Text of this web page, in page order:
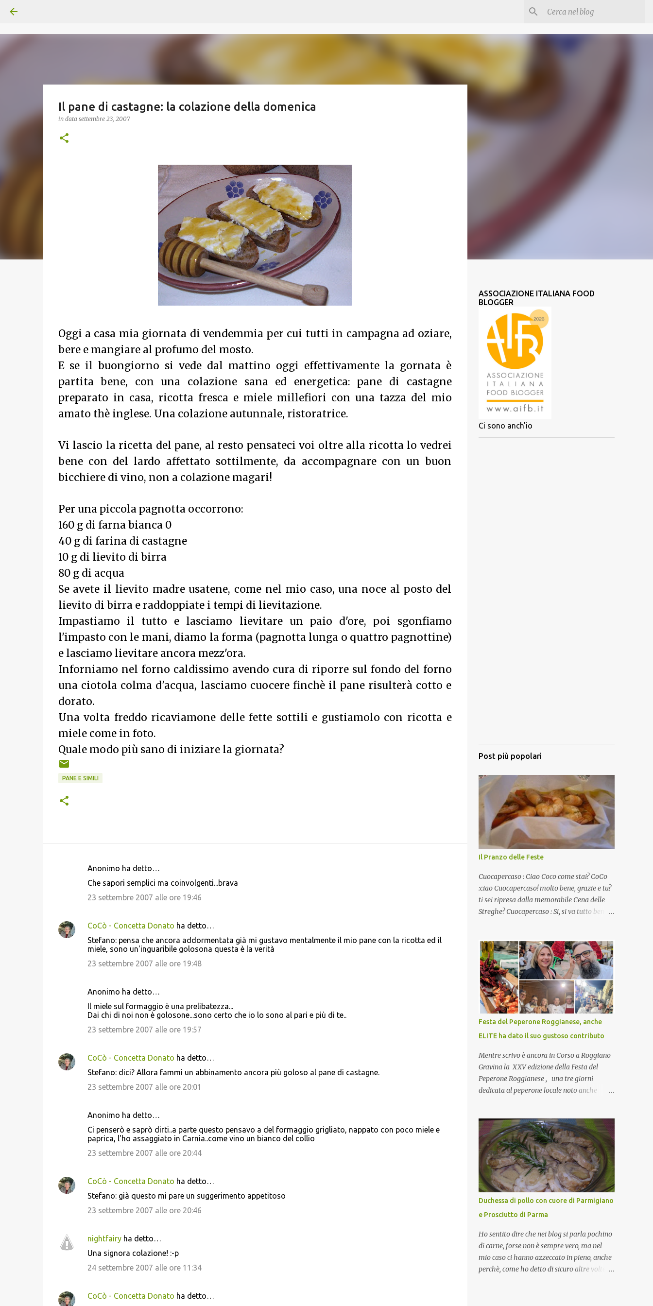
Il pane di castagne: la colazione della domenica
in data settembre 23, 2007
Oggi a casa mia giornata di vendemmia per cui tutti in campagna ad oziare,
bere e mangiare al profumo del mosto.
E se il buongiorno si vede dal mattino oggi effettivamente la gornata è
partita bene, con una colazione sana ed energetica: pane di castagne
preparato in casa, ricotta fresca e miele millefiori con una tazza del mio
amato thè inglese. Una colazione autunnale, ristoratrice.
Vi lascio la ricetta del pane, al resto pensateci voi oltre alla ricotta lo vedrei
bene con del lardo affettato sottilmente, da accompagnare con un buon
bicchiere di vino, non a colazione magari!
Per una piccola pagnotta occorrono:
160 g di farna bianca 0
40 g di farina di castagne
10 g di lievito di birra
80 g di acqua
Se avete il lievito madre usatene, come nel mio caso, una noce al posto del
lievito di birra e raddoppiate i tempi di lievitazione.
Impastiamo il tutto e lasciamo lievitare un paio d'ore, poi sgonfiamo
l'impasto con le mani, diamo la forma (pagnotta lunga o quattro pagnottine)
e lasciamo lievitare ancora mezz'ora.
Inforniamo nel forno caldissimo avendo cura di riporre sul fondo del forno
una ciotola colma d'acqua, lasciamo cuocere finchè il pane risulterà cotto e
dorato.
Una volta freddo ricaviamone delle fette sottili e gustiamolo con ricotta e
miele come in foto.
Quale modo più sano di iniziare la giornata?
PANE E SIMILI
e
Anonimo ha detto…
Che sapori semplici ma coinvolgenti...brava
23 settembre 2007 alle ore 19:46
CoCò - Concetta Donato ha detto…
Stefano: pensa che ancora addormentata già mi gustavo mentalmente il mio pane con la ricotta ed il
miele, sono un'inguaribile golosona questa è la verità
23 settembre 2007 alle ore 19:48
Anonimo ha detto…
Il miele sul formaggio è una prelibatezza...
Dai chi di noi non è golosone...sono certo che io lo sono al pari e più di te..
23 settembre 2007 alle ore 19:57
CoCò - Concetta Donato ha detto…
Stefano: dici? Allora fammi un abbinamento ancora più goloso al pane di castagne.
23 settembre 2007 alle ore 20:01
Anonimo ha detto…
Ci penserò e saprò dirti..a parte questo pensavo a del formaggio grigliato, nappato con poco miele e
paprica, l'ho assaggiato in Carnia..come vino un bianco del collio
23 settembre 2007 alle ore 20:44
CoCò - Concetta Donato ha detto…
Stefano: già questo mi pare un suggerimento appetitoso
23 settembre 2007 alle ore 20:46
nightfairyha detto…
Una signora colazione! :-p
24 settembre 2007 alle ore 11:34
CoCò - Concetta Donato ha detto…
ASSOCIAZIONE ITALIANA FOOD
BLOGGER
Ci sono anch'io
Post più popolari
Il Pranzo delle Feste
Cuocapercaso : Ciao Coco come stai? CoCo
:ciao Cuocapercaso! molto bene, grazie e tu?
ti sei ripresa dalla memorabile Cena delle
Streghe? Cuocapercaso : Si, si va tutto bene…
virtuale! CoCo : Eh già!! E adesso con le feste
che arrivano chissà che mangiate…a
proposito Cuoca cosa prepari domenica per
pranzo, racconta un po'! Perchè io avrò ospiti
e cerco degli spunti... Cuocapercaso : A dire il
vero domenica prossima non preparo nulla
perché vado al Pranzo Aziendale di fine
anno organizzato dai mie capi! CoCo :
Pranzo aziendale? Una bella idea!
Cuocapercaso : si, è un modo per riunirsi
tutti a fine anno e tirare le somme…
naturalmente mangiando tutti insieme, con
grande convivialità! CoCo : è naturale il cibo,
spesso l’ambiente favorevole per molte belle
opportunità, non trovi? Cuocapercaso : Si,
concordo! …addirittura si dice...
Festa del Peperone Roggianese, anche
ELITE ha dato il suo gustoso contributo
Mentre scrivo è ancora in Corso a Roggiano
Gravina la XXV edizione della Festa del
Peperone Roggianese , una tre giorni
dedicata al peperone locale noto anche
piccante, inserito dal Ministero delle
Politiche Agricole Alimentari e Forestali
nella lista dei Prodotti Agroalimentari
Tradizionali (Pat) della Calabria. Un
ingrediente versatile in cucina, utilizzato
fresco o essiccato in ricette della tradizione o
in piatti innovativi. Durante la prima serata
dell'evento abbiamo avuto prova della
versatilità di questo ingrediente durante il
"2° Concorso Gastronomico di piatti a base
di peperone Roggianese" ideato da Gina
Santagata , presidente
dell'associazione Mongolfiera, che ha visto
Duchessa di pollo con cuore di Parmigiano
e Prosciutto di Parma
Ho sentito dire che nei blog si parla pochino
di carne, forse non è sempre vero, ma nel
mio caso ci hanno azzeccato in pieno, anche
perchè, come ho detto di sicuro altre volte la